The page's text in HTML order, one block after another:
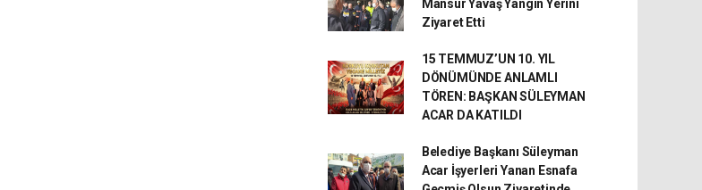
Mansur Yavaş Yangın Yerini
Ziyaret Etti
15 TEMMUZ’UN 10. YIL
DÖNÜMÜNDE ANLAMLI
TÖREN: BAŞKAN SÜLEYMAN
ACAR DA KATILDI
Belediye Başkanı Süleyman
Acar İşyerleri Yanan Esnafa